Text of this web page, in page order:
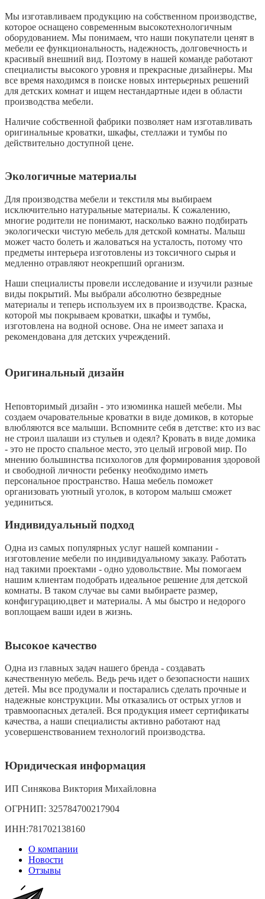
Мы изготавливаем продукцию на собственном производстве,
которое оснащено современным высокотехнологичным
оборудованием. Мы понимаем, что наши покупатели ценят в
мебели ее функциональность, надежность, долговечность и
красивый внешний вид. Поэтому в нашей команде работают
специалисты высокого уровня и прекрасные дизайнеры. Мы
все время находимся в поиске новых интерьерных решений
для детских комнат и ищем нестандартные идеи в области
производства мебели.
Наличие собственной фабрики позволяет нам изготавливать
оригинальные кроватки, шкафы, стеллажи и тумбы по
действительно доступной цене.
Экологичные материалы
Для производства мебели и текстиля мы выбираем
исключительно натуральные материалы. К сожалению,
многие родители не понимают, насколько важно подбирать
экологически чистую мебель для детской комнаты. Малыш
может часто болеть и жаловаться на усталость, потому что
предметы интерьера изготовлены из токсичного сырья и
медленно отравляют неокрепший организм.
Наши специалисты провели исследование и изучили разные
виды покрытий. Мы выбрали абсолютно безвредные
материалы и теперь используем их в производстве. Краска,
которой мы покрываем кроватки, шкафы и тумбы,
изготовлена на водной основе. Она не имеет запаха и
рекомендована для детских учреждений.
Оригинальный дизайн
Неповторимый дизайн - это изюминка нашей мебели. Мы
создаем очаровательные кроватки в виде домиков, в которые
влюбляются все малыши. Вспомните себя в детстве: кто из вас
не строил шалаши из стульев и одеял? Кровать в виде домика
- это не просто спальное место, это целый игровой мир. По
мнению большинства психологов для формирования здоровой
и свободной личности ребенку необходимо иметь
персональное пространство. Наша мебель поможет
организовать уютный уголок, в котором малыш сможет
уединиться.
Индивидуальный подход
Одна из самых популярных услуг нашей компании -
изготовление мебели по индивидуальному заказу. Работать
над такими проектами - одно удовольствие. Мы помогаем
нашим клиентам подобрать идеальное решение для детской
комнаты. В таком случае вы сами выбираете размер,
конфигурацию,цвет и материалы. А мы быстро и недорого
воплощаем ваши идеи в жизнь.
Высокое качество
Одна из главных задач нашего бренда - создавать
качественную мебель. Ведь речь идет о безопасности наших
детей. Мы все продумали и постарались сделать прочные и
надежные конструкции. Мы отказались от острых углов и
травмоопасных деталей. Вся продукция имеет сертификаты
качества, а наши специалисты активно работают над
усовершенствованием технологий производства.
Юридическая информация
ИП Синякова Виктория Михайловна
ОГРНИП: 325784700217904
ИНН:781702138160
О компании
Новости
Отзывы